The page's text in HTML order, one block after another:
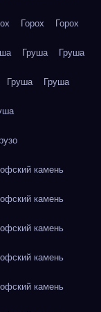
Горох Горох
Груша Груша
Груша Груша
камень
камень
камень
камень
камень